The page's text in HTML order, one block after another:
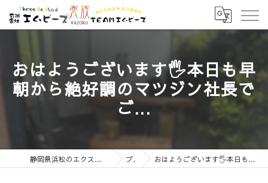
おはようございます🖐️本日も早
朝から絶好調のマツジン社長で
ご...
静岡県浜松のエクステリアなら有限会社エムビーズ ブログ おはようございます🖐️本日も早朝から絶好調のマツジン社長でご...